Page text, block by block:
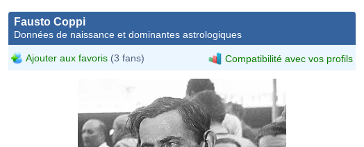
Fausto Coppi
Données de naissance et dominantes astrologiques
Ajouter aux favoris (3 fans) Compatibilité avec vos profils